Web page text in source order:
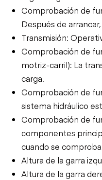
Comprobación de
Después de
Transmisión:
Comprobación de
motriz-carril): La
carga.
Comprobación de
sistema hidráulico
Comprobación de
componentes
cuando se
Altura de la garra
Altura de la garra